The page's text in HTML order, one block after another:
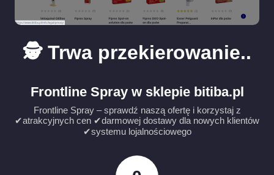
🕵️ Trwa przekierowanie..
Frontline Spray w sklepie bitiba.pl
Frontline Spray – sprawdź naszą ofertę i korzystaj z
✔atrakcyjnych cen ✔darmowej dostawy dla nowych klientów
✔systemu lojalnościowego